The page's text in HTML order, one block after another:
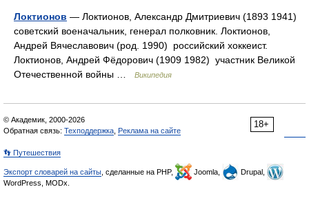
Локтионов — Локтионов, Александр Дмитриевич (1893 1941)
советский военачальник, генерал полковник. Локтионов,
Андрей Вячеславович (род. 1990) российский хоккеист.
Локтионов, Андрей Фёдорович (1909 1982) участник Великой
Отечественной войны …
Википедия
18+
© Академик, 2000-2026
Обратная связь: Техподдержка Реклама на сайте
👣 Путешествия
Экспорт словарей на сайты , сделанные на PHP, Joomla,
Drupal,
WordPress, MODx.